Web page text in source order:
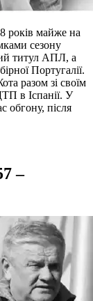
років майже на
сезону
титул АПЛ, а
Португалії.
разом зі своїм
в Іспанії. У
обгону, після
–